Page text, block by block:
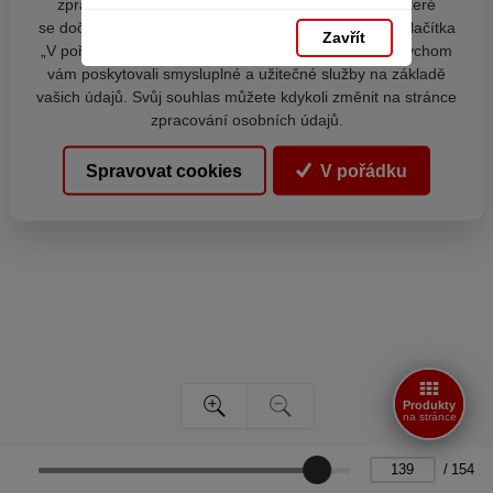
Zavřít
/ 154
Produkty
na stránce
zpracováním souborů cookies - malých souborů, které
se dočasně ukládají ve vašem prohlížeči. Stisknutím tlačítka
„V pořádku“ souhlasíte s nastavením cookies tak, abychom
vám poskytovali smysluplné a užitečné služby na základě
vašich údajů. Svůj souhlas můžete kdykoli změnit na stránce
zpracování osobních údajů.
Spravovat cookies V pořádku